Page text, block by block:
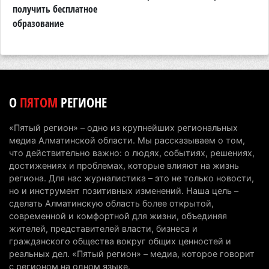
7 августа 2026 г. 06:28
последнее слово
Проезд по БАКАД резко подорожал: в
тарифы
6 августа 2026 г. 14:36 228
Сильнейшие дзюдоисты мира приехали на
сборы в Алматинскую область
6 августа 2026 г. 12:12
Первый раз с ИИ в первый класс: казахстанских
первоклассников начнут учить искусственному
интеллекту
получить бесплатное
образование
ОПЯТОМ РЕГИОНЕ
«Пятый регион» – одно из крупнейших региональных
медиа Алматинской области. Мы рассказываем о том,
что действительно важно: о людях, событиях, решениях,
достижениях и проблемах, которые влияют на жизнь
региона. Для нас журналистика – это не только новости,
но и инструмент позитивных изменений. Наша цель –
сделать Алматинскую область более открытой,
современной и комфортной для жизни, объединяя
жителей, представителей власти, бизнеса и
гражданского общества вокруг общих ценностей и
реальных дел. «Пятый регион» – медиа, которое говорит
с регионом на одном языке.